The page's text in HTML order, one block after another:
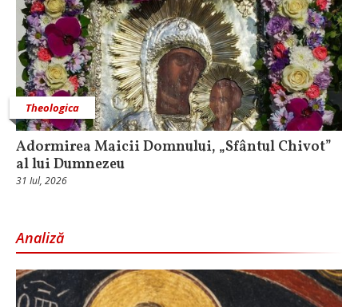
Theologica
Adormirea Maicii Domnului, „Sfântul Chivot”
al lui Dumnezeu
31 Iul, 2026
Analiză